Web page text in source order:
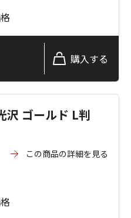
購入する
沢 ゴールド L判
この商品の詳細を見る